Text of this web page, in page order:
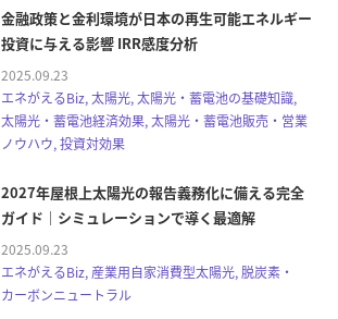
金融政策と金利環境が日本の再生可能エネルギー
投資に与える影響 IRR感度分析
2025.09.23
エネがえるBiz, 太陽光, 太陽光・蓄電池の基礎知識,
太陽光・蓄電池経済効果, 太陽光・蓄電池販売・営業
ノウハウ, 投資対効果
2027年屋根上太陽光の報告義務化に備える完全
ガイド｜シミュレーションで導く最適解
2025.09.23
エネがえるBiz, 産業用自家消費型太陽光, 脱炭素・
カーボンニュートラル